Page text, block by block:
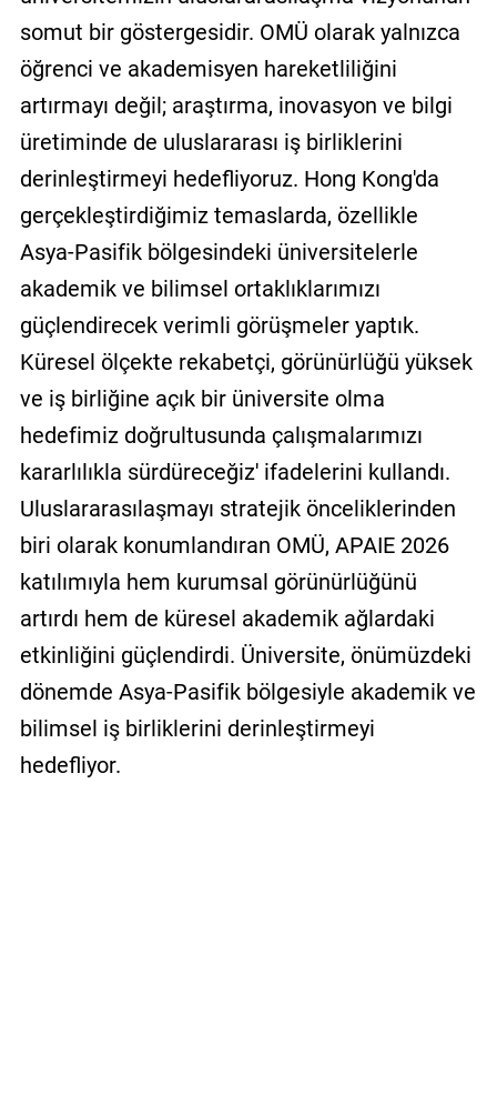
somut bir göstergesidir. OMÜ olarak yalnızca
öğrenci ve akademisyen hareketliliğini
artırmayı değil; araştırma, inovasyon ve bilgi
üretiminde de uluslararası iş birliklerini
derinleştirmeyi hedefliyoruz. Hong Kong'da
gerçekleştirdiğimiz temaslarda, özellikle
Asya-Pasifik bölgesindeki üniversitelerle
akademik ve bilimsel ortaklıklarımızı
güçlendirecek verimli görüşmeler yaptık.
Küresel ölçekte rekabetçi, görünürlüğü yüksek
ve iş birliğine açık bir üniversite olma
hedefimiz doğrultusunda çalışmalarımızı
kararlılıkla sürdüreceğiz' ifadelerini kullandı.
Uluslararasılaşmayı stratejik önceliklerinden
biri olarak konumlandıran OMÜ, APAIE 2026
katılımıyla hem kurumsal görünürlüğünü
artırdı hem de küresel akademik ağlardaki
etkinliğini güçlendirdi. Üniversite, önümüzdeki
dönemde Asya-Pasifik bölgesiyle akademik ve
bilimsel iş birliklerini derinleştirmeyi
hedefliyor.